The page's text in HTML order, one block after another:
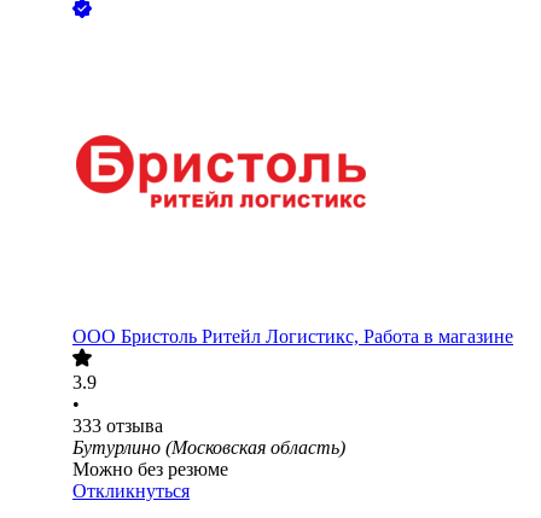
ООО Бристоль Ритейл Логистикс, Работа в магазине
3.9
•
333 отзыва
Бутурлино (Московская область)
Можно без резюме
Откликнуться